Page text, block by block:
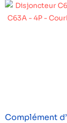
Complément